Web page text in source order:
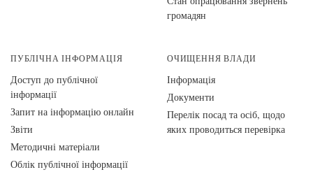
громадян
ПУБЛІЧНА ІНФОРМАЦІЯ
Доступ до публічної
інформації
Запит на інформацію онлайн
Звіти
Методичні матеріали
Облік публічної інформації
ОЧИЩЕННЯ ВЛАДИ
Інформація
Документи
Перелік посад та осіб, щодо
яких проводиться перевірка